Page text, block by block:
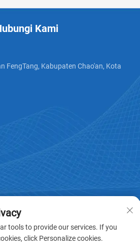
Kami
FengTang, Kabupaten Chao'an, Kota
tools to provide our services. If you
click Personalize cookies.